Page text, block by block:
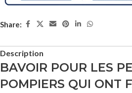
Share:
Description
BAVOIR POUR LES
POMPIERS QUI ONT